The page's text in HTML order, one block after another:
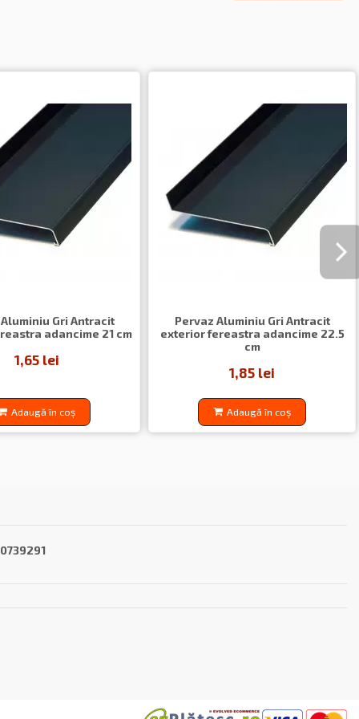
Gri Antracit
adancime 21 cm
1,65 lei
Adaugă în coș
Pervaz Aluminiu Gri Antracit
exterior fereastra adancime 22.5
cm
1,85 lei
Adaugă în coș